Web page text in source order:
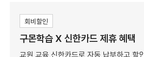
회비할인
구몬학습 X 신한카드 제휴 혜택
교원 교육 신한카드로 자동 납부하고 할